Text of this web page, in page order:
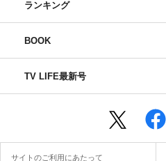
ランキング
BOOK
TV LIFE最新号
サイトのご利用にあたって